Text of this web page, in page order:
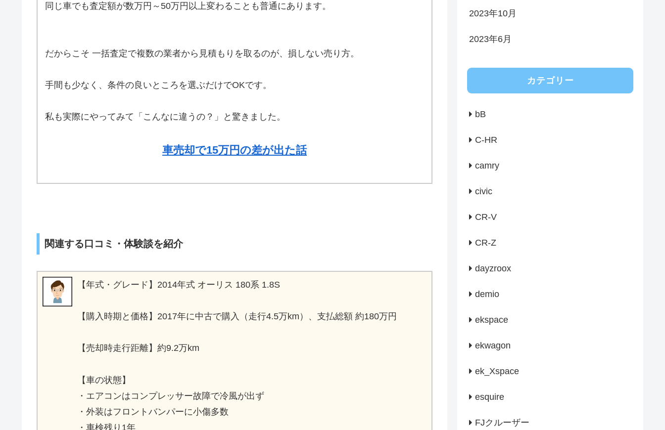
同じ車でも査定額が数万円～50万円以上変わることも普通にあります。
だからこそ 一括査定で複数の業者から見積もりを取るのが、損しない売り方。
手間も少なく、条件の良いところを選ぶだけでOKです。
私も実際にやってみて「こんなに違うの？」と驚きました。
車売却で15万円の差が出た話
関連する口コミ・体験談を紹介
【年式・グレード】2014年式 オーリス 180系 1.8S
【購入時期と価格】2017年に中古で購入（走行4.5万km）、支払総額 約180万円
【売却時走行距離】約9.2万km
【車の状態】
・エアコンはコンプレッサー故障で冷風が出ず
・外装はフロントバンパーに小傷多数
・車検残り1年
2023年10月
2023年6月
カテゴリー
bB
C-HR
camry
civic
CR-V
CR-Z
dayzroox
demio
ekspace
ekwagon
ek_Xspace
esquire
FJクルーザー